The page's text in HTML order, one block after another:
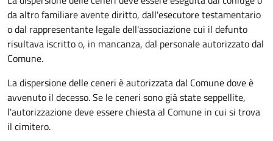
da altro familiare avente diritto, dall'esecutore testamentario
o dal rappresentante legale dell'associazione cui il defunto
risultava iscritto o, in mancanza, dal personale autorizzato dal
Comune.
La dispersione delle ceneri è autorizzata dal Comune dove è
avvenuto il decesso. Se le ceneri sono già state seppellite,
l'autorizzazione deve essere chiesta al Comune in cui si trova
il cimitero.